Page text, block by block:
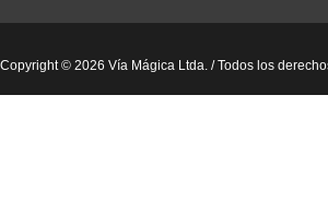
Copyright © 2026 Vía Mágica Ltda. / Todos los